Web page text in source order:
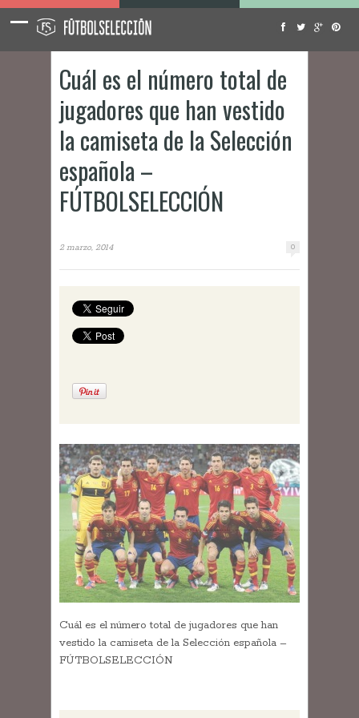
Cuál es el número total de
jugadores que han vestido
la camiseta de la Selección
española –
FÚTBOLSELECCIÓN
2 marzo, 2014 0
Cuál es el número total de jugadores que han
vestido la camiseta de la Selección española –
FÚTBOLSELECCIÓN